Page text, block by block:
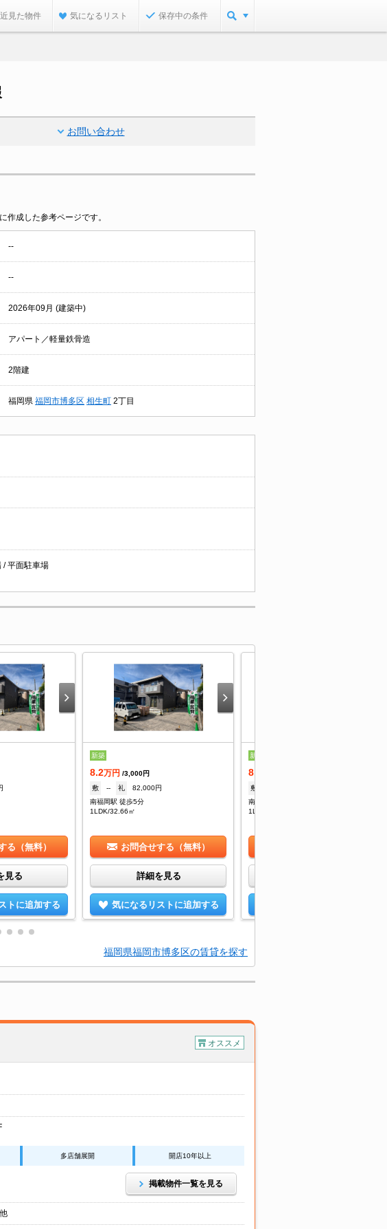
見た物件 気になるリスト 保存中の条件
お問い合わせ
作成した参考ページです。
--
--
2026年09月 (建築中)
アパート／軽量鉄骨造
2階建
福岡県 福岡市博多区 相生町 2丁目
/ 平面駐車場
る（無料）
見る
トに追加する
新築
8.2万円 /3,000円
敷
-- 礼
82,000円
南福岡駅 徒歩5分
1LDK/32.66㎡
お問合せする（無料）
詳細を見る
気になるリストに追加する
新築
8.4
敷
南福岡駅 徒歩5分
1LDK/34.11㎡
福岡県福岡市博多区の賃貸を探す
オススメ
多店舗展開 開店10年以上
掲載物件一覧を見る